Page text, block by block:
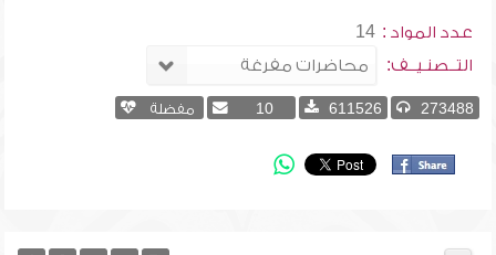
عدد المواد : 14
التــصنـيــف:
273488
611526
10 مفضلة